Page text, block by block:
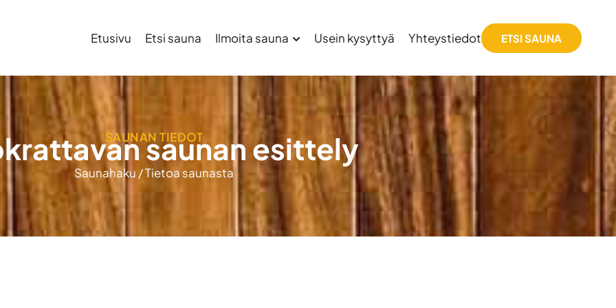
Etusivu Etsi sauna Ilmoita sauna Usein kysyttyä Yhteystiedot ETSI SAUNA
SAUNAN TIEDOT
saunan esittely
Saunahaku /Tietoa saunasta